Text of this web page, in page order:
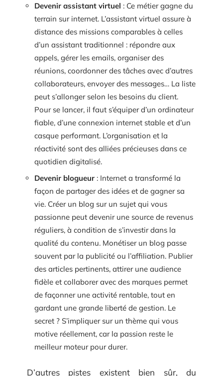
Devenir assistant virtuel : Ce métier gagne du
terrain sur internet. L’assistant virtuel assure à
distance des missions comparables à celles
d’un assistant traditionnel : répondre aux
appels, gérer les emails, organiser des
réunions, coordonner des tâches avec d’autres
collaborateurs, envoyer des messages… La liste
peut s’allonger selon les besoins du client.
Pour se lancer, il faut s’équiper d’un ordinateur
fiable, d’une connexion internet stable et d’un
casque performant. L’organisation et la
réactivité sont des alliées précieuses dans ce
quotidien digitalisé.
Devenir blogueur : Internet a transformé la
façon de partager des idées et de gagner sa
vie. Créer un blog sur un sujet qui vous
passionne peut devenir une source de revenus
réguliers, à condition de s’investir dans la
qualité du contenu. Monétiser un blog passe
souvent par la publicité ou l’affiliation. Publier
des articles pertinents, attirer une audience
fidèle et collaborer avec des marques permet
de façonner une activité rentable, tout en
gardant une grande liberté de gestion. Le
secret ? S’impliquer sur un thème qui vous
motive réellement, car la passion reste le
meilleur moteur pour durer.
D’autres pistes existent bien sûr, du